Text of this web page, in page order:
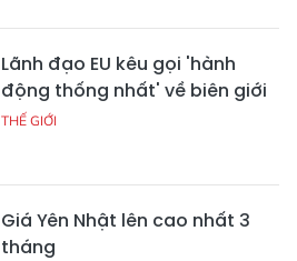
Lãnh đạo EU kêu gọi 'hành
động thống nhất' về biên giới
THẾ GIỚI
Giá Yên Nhật lên cao nhất 3
tháng